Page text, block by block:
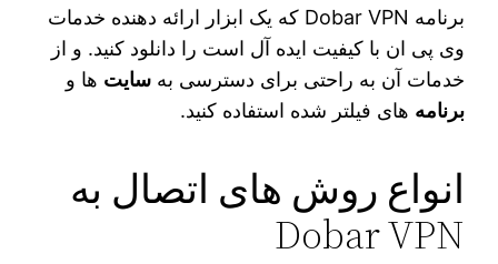
برنامه Dobar VPN که یک ابزار ارائه دهنده خدمات
وی پی ان با کیفیت ایده‌ آل است را دانلود کنید. و از
خدمات آن به راحتی برای دسترسی بهسایت ها و
برنامه های فیلتر شده استفاده کنید.
انواع روش های اتصال به
Dobar VPN